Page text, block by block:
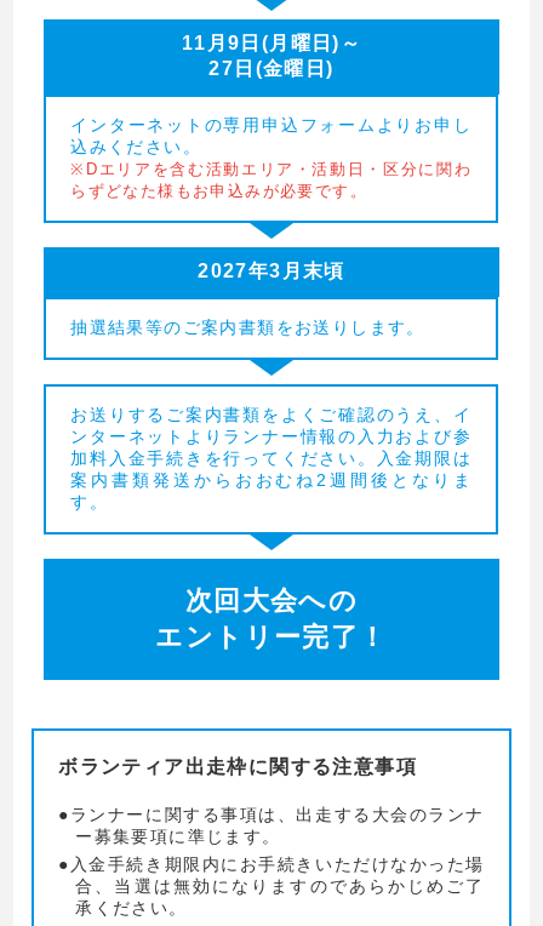
11月9日(月曜日)～
27日(金曜日)
インターネットの専用申込フォームよりお申し
込みください。
※Dエリアを含む活動エリア・活動日・区分に関わ
らずどなた様もお申込みが必要です。
2027年3月末頃
抽選結果等のご案内書類をお送りします。
お送りするご案内書類をよくご確認のうえ、イ
ンターネットよりランナー情報の入力および参
加料入金手続きを行ってください。入金期限は
案内書類発送からおおむね2週間後となりま
す。
次回大会への
エントリー完了！
ボランティア出走枠に関する注意事項
ランナーに関する事項は、出走する大会のランナ
ー募集要項に準じます。
入金手続き期限内にお手続きいただけなかった場
合、当選は無効になりますのであらかじめご了
承ください。